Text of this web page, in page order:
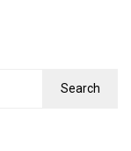
Search